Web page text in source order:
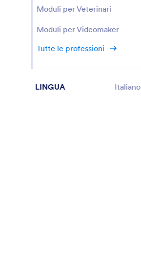
Moduli per Veterinari
Moduli per Videomaker
Tutte le professioni
LINGUA Italiano